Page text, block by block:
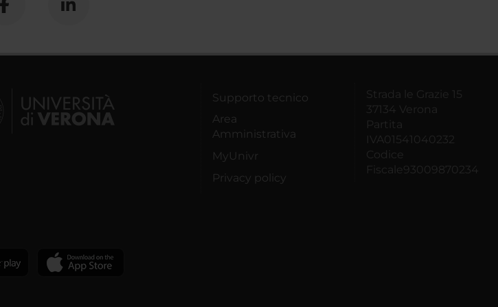
Supporto tecnico
Area
Amministrativa
MyUnivr
Privacy policy
Strada le Grazie 15
37134 Verona
Partita
IVA01541040232
Codice
Fiscale93009870234